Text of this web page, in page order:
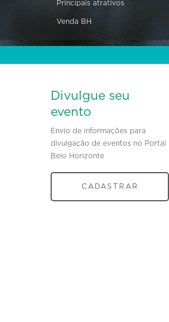
Principais atrativos
Venda BH
Divulgue seu
evento
Envio de informações para
divulgação de eventos no Portal
Belo Horizonte
CADASTRAR